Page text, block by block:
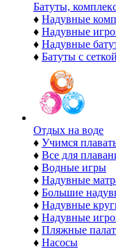
Батуты,
♦ Надувные
♦ Надувные
♦ Надувные
♦ Батуты с сеткой
Отдых на воде
♦ Учимся
♦ Все для
♦ Водные игры
♦ Надувные
♦ Большие
♦ Надувные
♦ Надувные
♦ Пляжные
♦ Насосы